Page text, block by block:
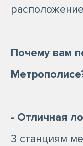
Почему вам
- Отличная
3 станциям